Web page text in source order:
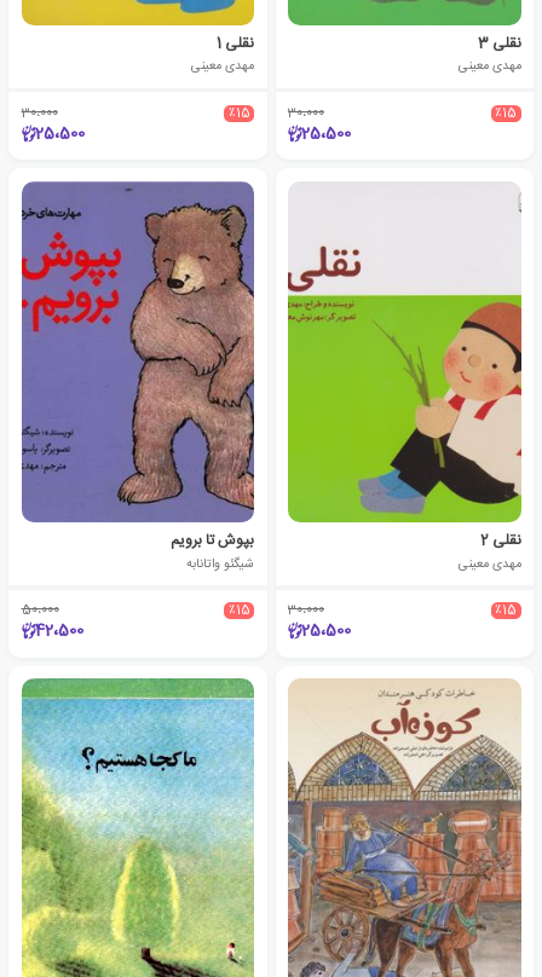
نقلی 3
مهدی معینی
٪15 30،000
25،500
نقلی 1
مهدی معینی
٪15 30،000
25،500
نقلی 2
مهدی معینی
٪15 30،000
25،500
بپوش تا برویم
شیگئو واتانابه
٪15 50،000
42،500